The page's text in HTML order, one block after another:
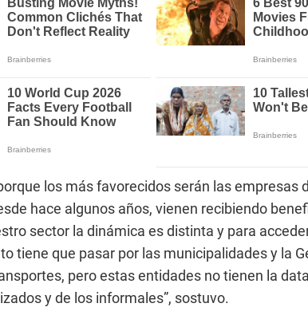
los más favorecidos serán las empresas
hace algunos años, vienen recibiendo
sector la dinámica es distinta y para
tiene que pasar por las municipalidades y la
pero estas entidades no tienen la
y de los informales”, sostuvo.